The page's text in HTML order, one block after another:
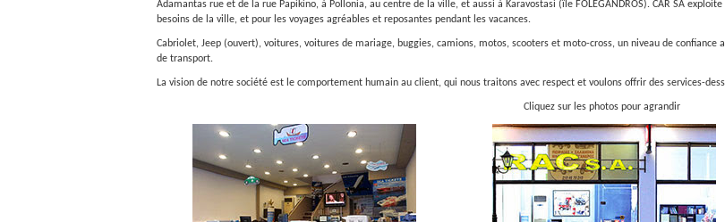
Adamantas rue et de la rue Papikino, à Pollonia, au centre de la ville, et aussi à Karavostasi (île FOLEGANDROS). CAR SA
besoins de la ville, et pour les voyages agréables et reposantes pendant les vacances.
Cabriolet, Jeep (ouvert), voitures, voitures de mariage, buggies, camions, motos, scooters et moto-cross, un niveau de
de transport.
La vision de notre société est le comportement humain au client, qui nous traitons avec respect et voulons offrir des services-
Cliquez sur les photos pour agrandir